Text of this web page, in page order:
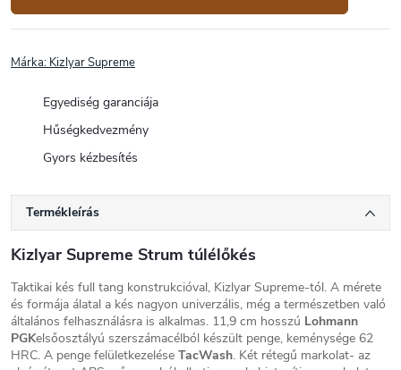
Márka: Kizlyar Supreme
Egyediség garanciája
Hűségkedvezmény
Gyors kézbesítés
Termékleírás
Kizlyar Supreme Strum túlélőkés
Taktikai kés full tang konstrukcióval, Kizlyar Supreme-tól. A mérete
és formája álatal a kés nagyon univerzális, még a természetben való
általános felhasználásra is alkalmas. 11,9 cm hosszú Lohmann
PGKelsőosztályú szerszámacélból készült penge, keménysége 62
HRC. A penge felületkezelése TacWash. Két rétegű markolat- az